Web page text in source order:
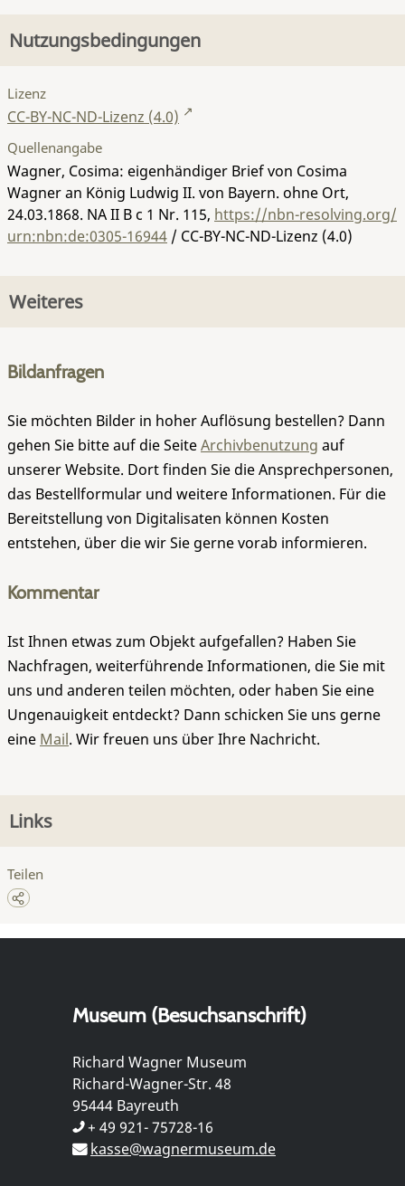
Nutzungsbedingungen
Lizenz
CC-BY-NC-ND-Lizenz (4.0)
Quellenangabe
Wagner, Cosima: eigenhändiger Brief von Cosima
Wagner an König Ludwig II. von Bayern. ohne Ort,
24.03.1868. NA II B c 1 Nr. 115, https://nbn-resolving.org/
urn:nbn:de:0305-16944 / CC-BY-NC-ND-Lizenz (4.0)
Weiteres
Bildanfragen
Sie möchten Bilder in hoher Auflösung bestellen? Dann
gehen Sie bitte auf die SeiteArchivbenutzung auf
unserer Website. Dort finden Sie die Ansprechpersonen,
das Bestellformular und weitere Informationen. Für die
Bereitstellung von Digitalisaten können Kosten
entstehen, über die wir Sie gerne vorab informieren.
Kommentar
Ist Ihnen etwas zum Objekt aufgefallen? Haben Sie
Nachfragen, weiterführende Informationen, die Sie mit
uns und anderen teilen möchten, oder haben Sie eine
Ungenauigkeit entdeckt? Dann schicken Sie uns gerne
eine Mail. Wir freuen uns über Ihre Nachricht.
Links
Teilen
Museum (Besuchsanschrift)
Richard Wagner Museum
Richard-Wagner-Str. 48
95444 Bayreuth
+ 49 921- 75728-16
kasse@wagnermuseum.de